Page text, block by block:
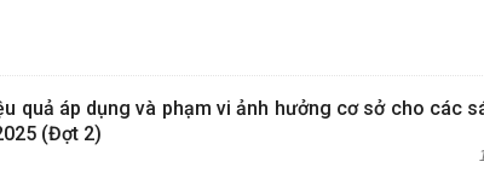
quả áp dụng và phạm vi ảnh hưởng cơ sở cho các
(Đợt 2)